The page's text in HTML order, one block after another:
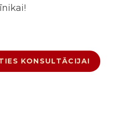
KONSULTĀCIJAI